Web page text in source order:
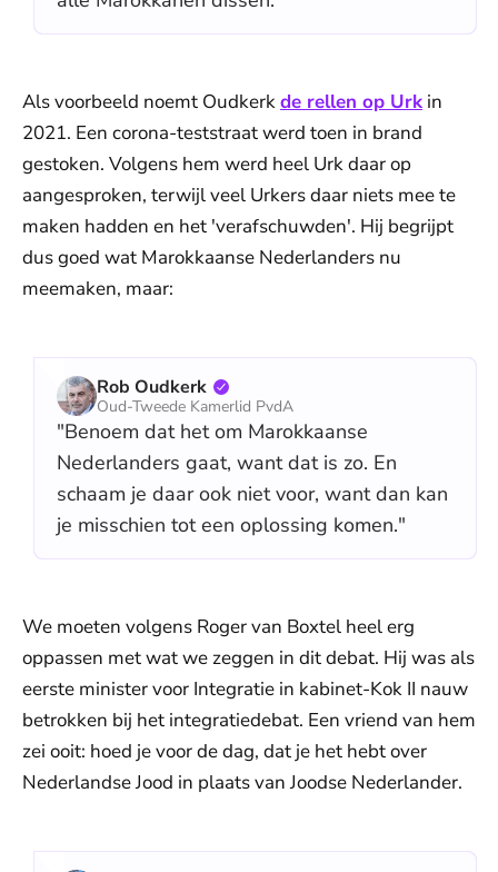
Als voorbeeld noemt Oudkerkde rellen op Urk in
2021. Een corona-teststraat werd toen in brand
gestoken. Volgens hem werd heel Urk daar op
aangesproken, terwijl veel Urkers daar niets mee te
maken hadden en het 'verafschuwden'. Hij begrijpt
dus goed wat Marokkaanse Nederlanders nu
meemaken, maar:
Rob Oudkerk
Oud-Tweede Kamerlid PvdA
"Benoem dat het om Marokkaanse
Nederlanders gaat, want dat is zo. En
schaam je daar ook niet voor, want dan kan
je misschien tot een oplossing komen."
We moeten volgens Roger van Boxtel heel erg
oppassen met wat we zeggen in dit debat. Hij was als
eerste minister voor Integratie in kabinet-Kok II nauw
betrokken bij het integratiedebat. Een vriend van hem
zei ooit: hoed je voor de dag, dat je het hebt over
Nederlandse Jood in plaats van Joodse Nederlander.